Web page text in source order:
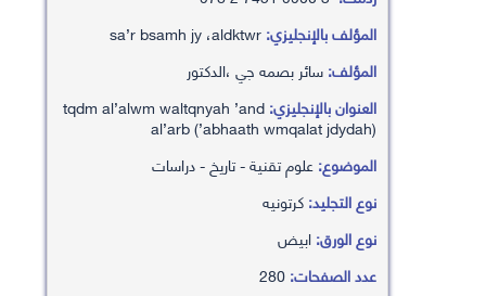
المؤلف بالإنجليزي:
المؤلف:سائر بصمه جي ،الدكتور
العنوان بالإنجليزي:tqdm al’alwm waltqnyah ’and
al’arb (’abhaath wmqalat jdydah)
الموضوع:علوم تقنية - تاريخ - دراسات
نوع التجليد:كرتونيه
نوع الورق:ابيض
عدد الصفحات: